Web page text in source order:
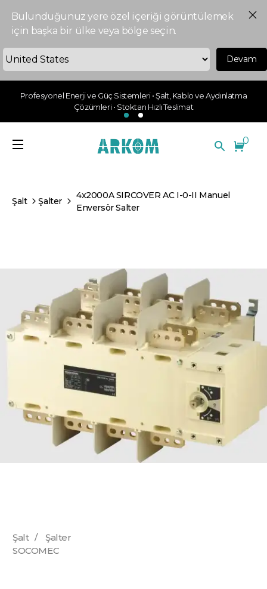
Bulunduğunuz yere özel içeriği görüntülemek
için başka bir ülke veya bölge seçin.
Devam
Profesyonel Enerji ve Güç Sistemleri • Şalt, Kablo ve Aydınlatma
Çözümleri • Stoktan Hızlı Teslimat
0
Şalt Şalter
4x2000A SIRCOVER AC I-0-II Manuel
Enversör Salter
Şalt /
Şalter
SOCOMEC